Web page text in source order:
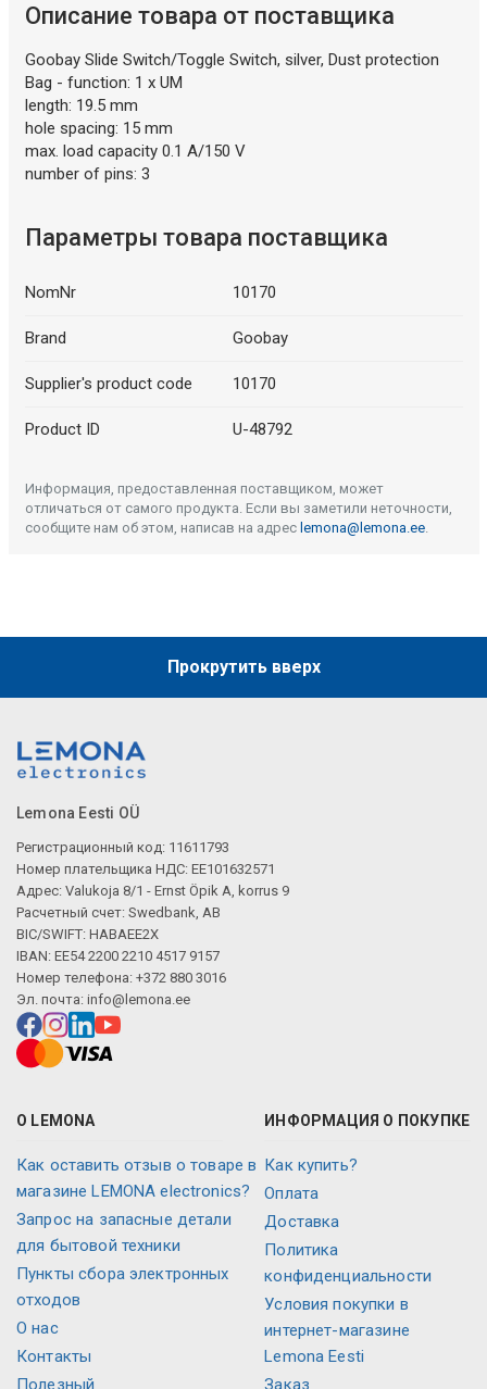
Описание товара от поставщика
Goobay Slide Switch/Toggle Switch, silver, Dust protection
Bag - function: 1 x UM
length: 19.5 mm
hole spacing: 15 mm
max. load capacity 0.1 A/150 V
number of pins: 3
Параметры товара поставщика
NomNr 10170
Brand Goobay
Supplier's product code 10170
Product ID U-48792
Информация, предоставленная поставщиком, может
отличаться от самого продукта. Если вы заметили неточности,
сообщите нам об этом, написав на адрес lemona@lemona.ee.
Прокрутить вверх
Lemona Eesti OÜ
Регистрационный код: 11611793
Номер плательщика НДС: EE101632571
Адрес: Valukoja 8/1 - Ernst Öpik A, korrus 9
Расчетный счет: Swedbank, AB
BIC/SWIFT: HABAEE2X
IBAN: EE54 2200 2210 4517 9157
Номер телефона: +372 880 3016
Эл. почта: info@lemona.ee
О LEMONA
Как оставить отзыв о товаре в
магазине LEMONA electronics?
Запрос на запасные детали
для бытовой техники
Пункты сбора электронных
отходов
О нас
Контакты
Полезный
ИНФОРМАЦИЯ О ПОКУПКЕ
Как купить?
Оплата
Доставка
Политика
конфиденциальности
Условия покупки в
интернет-магазине
Lemona Eesti
Заказ